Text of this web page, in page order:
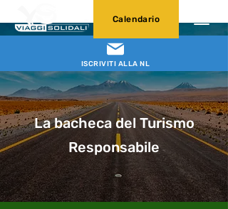
ISCRIVITI ALLA NL
Calendario
La bacheca del Turismo
Responsabile